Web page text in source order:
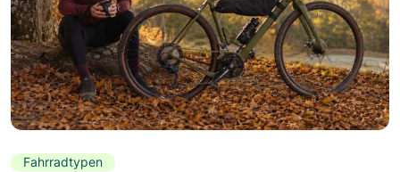
Fahrradtypen